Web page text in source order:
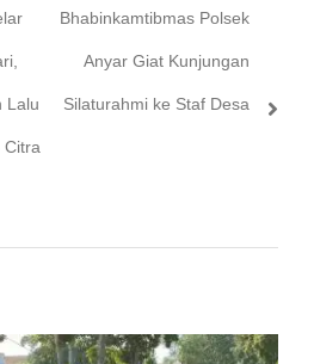
Lalu
Citra
Next
post:
Bhabinkamtibmas Polsek
Anyar Giat Kunjungan
Silaturahmi ke Staf Desa